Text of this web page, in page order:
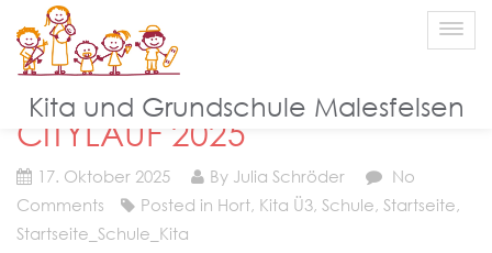
Kita und Grundschule Malesfelsen
CITYLAUF 2025
17. Oktober 2025 By Julia Schröder
No
Comments
Posted in Hort, Kita Ü3, Schule, Startseite,
Startseite_Schule_Kita